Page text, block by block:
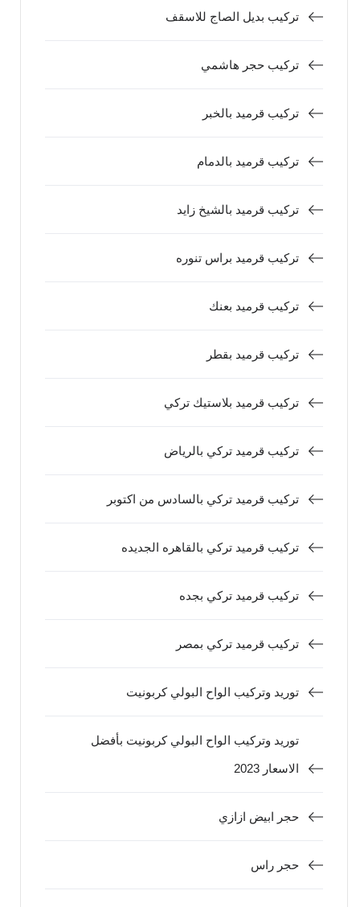
تركيب بديل الصاج للاسقف
تركيب حجر هاشمي
تركيب قرميد بالخبر
تركيب قرميد بالدمام
تركيب قرميد بالشيخ زايد
تركيب قرميد براس تنوره
تركيب قرميد بعنك
تركيب قرميد بقطر
تركيب قرميد بلاستيك تركي
تركيب قرميد تركي بالرياض
تركيب قرميد تركي بالسادس من اكتوبر
تركيب قرميد تركي بالقاهره الجديده
تركيب قرميد تركي بجده
تركيب قرميد تركي بمصر
توريد وتركيب الواح البولي كربونيت
توريد وتركيب الواح البولي كربونيت بأفضل
الاسعار 2023
حجر ابيض ازازي
حجر راس